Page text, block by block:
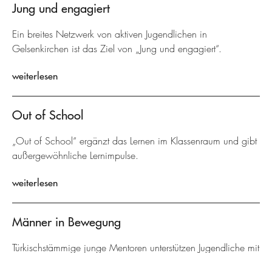
Jung und engagiert
Ein breites Netzwerk von aktiven Jugendlichen in
Gelsenkirchen ist das Ziel von „Jung und engagiert“.
weiterlesen
Out of School
„Out of School“ ergänzt das Lernen im Klassenraum und gibt
außergewöhnliche Lernimpulse.
weiterlesen
Männer in Bewegung
Türkischstämmige junge Mentoren unterstützen Jugendliche mit